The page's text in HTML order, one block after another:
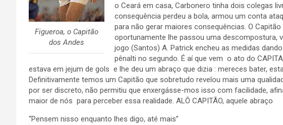
Figueroa, o Capitão
dos Andes
o Ceará em casa, Carbonero tinha dois colegas
consequência perdeu a bola, armou um conta
para não gerar maiores consequências. O
oportunamente lhe passou uma descompostura,
jogo (Santos) A. Patrick encheu as medidas
pênalti no segundo. É aí que vem o ato do
estava em jejum de gols e lhe deu um abraço que dizia : mereces bater,
Definitivamente temos um Capitão que sobretudo revelou mais uma
por ser discreto, não permitiu que enxergásse-mos isso com facilidade,
maior de nós para perceber essa realidade. ALÔ CAPITÃO, aquele abraço
“Pensem nisso enquanto lhes digo, até mais”